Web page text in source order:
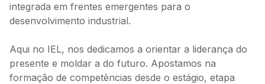
integrada em frentes emergentes para o
desenvolvimento industrial.
Aqui no IEL, nos dedicamos a orientar a liderança do
presente e moldar a do futuro. Apostamos na
formação de competências desde o estágio, etapa